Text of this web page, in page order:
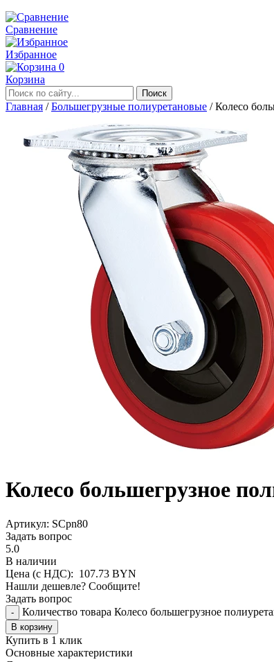
Сравнение
Избранное
0
Корзина
Главная /Большегрузные полиуретановые /Колесо
Колесо большегрузное
Aртикул: SCpn80
Задать вопрос
5.0
В наличии
Цена (с НДС): 107.73 BYN
Нашли дешевле? Сообщите!
Задать вопрос
- Количество товара Колесо большегрузное
В корзину
Купить в 1 клик
Основные характеристики